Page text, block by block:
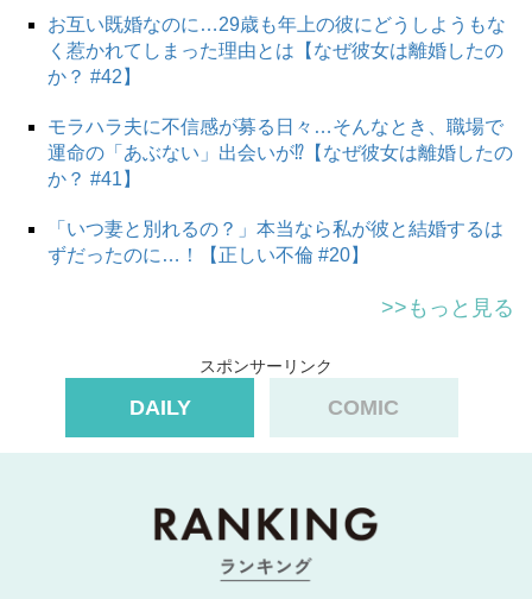
お互い既婚なのに…29歳も年上の彼にどうしようもな
く惹かれてしまった理由とは【なぜ彼女は離婚したの
か？ #42】
モラハラ夫に不信感が募る日々…そんなとき、職場で
運命の「あぶない」出会いが⁉【なぜ彼女は離婚したの
か？ #41】
「いつ妻と別れるの？」本当なら私が彼と結婚するは
ずだったのに…！【正しい不倫 #20】
>>もっと見る
スポンサーリンク
DAILY COMIC